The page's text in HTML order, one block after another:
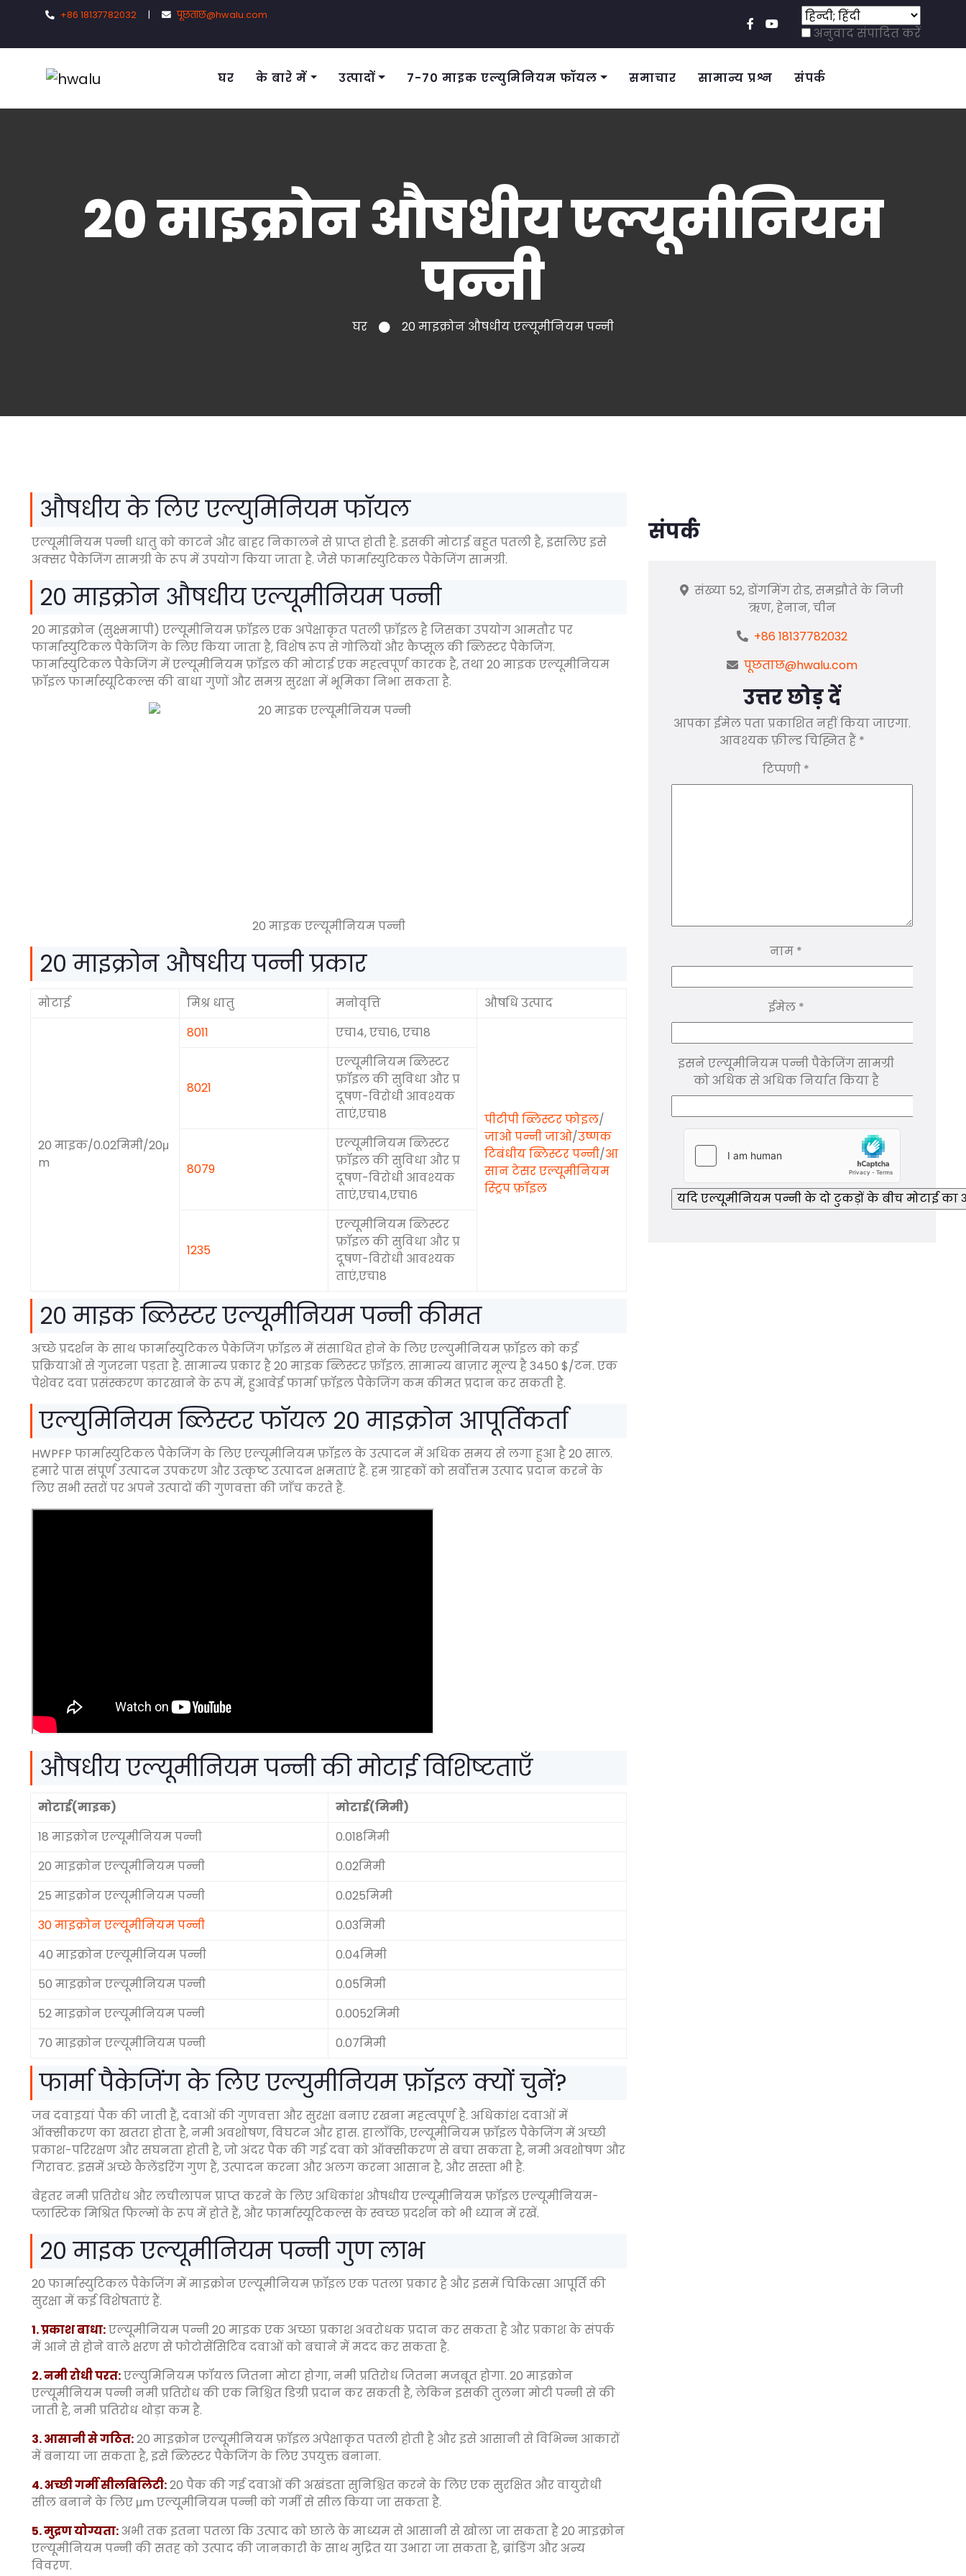
+86 18137782032 | पूछताछ@hwalu.com
अनुवाद संपादित करें
घर के बारे में उत्पादों 7-70 माइक एल्युमिनियम फॉयल समाचार सामान्य प्रश्न संपर्क
20 माइक्रोन औषधीय एल्यूमीनियम
पन्नी
घर 20 माइक्रोन औषधीय एल्यूमीनियम पन्नी
औषधीय के लिए एल्युमिनियम फॉयल
एल्यूमीनियम पन्नी धातु को काटने और बाहर निकालने से प्राप्त होती है. इसकी मोटाई बहुत पतली है, इसलिए इसे
अक्सर पैकेजिंग सामग्री के रूप में उपयोग किया जाता है. जैसे फार्मास्युटिकल पैकेजिंग सामग्री.
20 माइक्रोन औषधीय एल्यूमीनियम पन्नी
20 माइक्रोन (सुक्ष्ममापी) एल्यूमीनियम फ़ॉइल एक अपेक्षाकृत पतली फ़ॉइल है जिसका उपयोग आमतौर पर
फार्मास्युटिकल पैकेजिंग के लिए किया जाता है, विशेष रूप से गोलियों और कैप्सूल की ब्लिस्टर पैकेजिंग.
फार्मास्युटिकल पैकेजिंग में एल्यूमीनियम फ़ॉइल की मोटाई एक महत्वपूर्ण कारक है, तथा 20 माइक एल्यूमीनियम
फ़ॉइल फार्मास्यूटिकल्स की बाधा गुणों और समग्र सुरक्षा में भूमिका निभा सकता है.
20 माइक एल्यूमीनियम पन्नी
20 माइक्रोन औषधीय पन्नी प्रकार
मोटाई मिश्र धातु मनोवृत्ति औषधि उत्पाद
20 माइक/0.02मिमी/20μ
m
8011 एच14, एच16, एच18
पीटीपी ब्लिस्टर फोइल/
जाओ पन्नी जाओ/उष्णक
टिबंधीय ब्लिस्टर पन्नी/आ
सान टेसर एल्यूमीनियम
स्ट्रिप फ़ॉइल
8021
एल्यूमीनियम ब्लिस्टर
फ़ॉइल की सुविधा और प्र
दूषण-विरोधी आवश्यक
ताएं,एच18
8079
एल्यूमीनियम ब्लिस्टर
फ़ॉइल की सुविधा और प्र
दूषण-विरोधी आवश्यक
ताएं,एच14,एच16
1235
एल्यूमीनियम ब्लिस्टर
फ़ॉइल की सुविधा और प्र
दूषण-विरोधी आवश्यक
ताएं,एच18
20 माइक ब्लिस्टर एल्यूमीनियम पन्नी कीमत
अच्छे प्रदर्शन के साथ फार्मास्युटिकल पैकेजिंग फ़ॉइल में संसाधित होने के लिए एल्युमीनियम फ़ॉइल को कई
प्रक्रियाओं से गुजरना पड़ता है. सामान्य प्रकार है 20 माइक ब्लिस्टर फ़ॉइल. सामान्य बाज़ार मूल्य है 3450 $/टन. एक
पेशेवर दवा प्रसंस्करण कारखाने के रूप में, हुआवेई फार्मा फ़ॉइल पैकेजिंग कम कीमत प्रदान कर सकती है.
एल्युमिनियम ब्लिस्टर फॉयल 20 माइक्रोन आपूर्तिकर्ता
HWPFP फार्मास्युटिकल पैकेजिंग के लिए एल्यूमीनियम फ़ॉइल के उत्पादन में अधिक समय से लगा हुआ है 20 साल.
हमारे पास संपूर्ण उत्पादन उपकरण और उत्कृष्ट उत्पादन क्षमताएं हैं. हम ग्राहकों को सर्वोत्तम उत्पाद प्रदान करने के
लिए सभी स्तरों पर अपने उत्पादों की गुणवत्ता की जाँच करते हैं.
औषधीय एल्यूमीनियम पन्नी की मोटाई विशिष्टताएँ
मोटाई(माइक)
मोटाई(मिमी)
18 माइक्रोन एल्यूमीनियम पन्नी
0.018मिमी
20 माइक्रोन एल्यूमीनियम पन्नी
0.02मिमी
25 माइक्रोन एल्यूमीनियम पन्नी
0.025मिमी
30 माइक्रोन एल्यूमीनियम पन्नी
0.03मिमी
40 माइक्रोन एल्यूमीनियम पन्नी
0.04मिमी
50 माइक्रोन एल्यूमीनियम पन्नी
0.05मिमी
52 माइक्रोन एल्यूमीनियम पन्नी
0.0052मिमी
70 माइक्रोन एल्यूमीनियम पन्नी
0.07मिमी
फार्मा पैकेजिंग के लिए एल्युमीनियम फ़ॉइल क्यों चुनें?
जब दवाइयां पैक की जाती हैं, दवाओं की गुणवत्ता और सुरक्षा बनाए रखना महत्वपूर्ण है. अधिकांश दवाओं में
ऑक्सीकरण का खतरा होता है, नमी अवशोषण, विघटन और ह्रास. हालाँकि, एल्यूमीनियम फ़ॉइल पैकेजिंग में अच्छी
प्रकाश-परिरक्षण और सघनता होती है, जो अंदर पैक की गई दवा को ऑक्सीकरण से बचा सकता है, नमी अवशोषण और
गिरावट. इसमें अच्छे कैलेंडरिंग गुण हैं, उत्पादन करना और अलग करना आसान है, और सस्ता भी है.
बेहतर नमी प्रतिरोध और लचीलापन प्राप्त करने के लिए अधिकांश औषधीय एल्यूमीनियम फ़ॉइल एल्यूमीनियम-
प्लास्टिक मिश्रित फिल्मों के रूप में होते हैं, और फार्मास्यूटिकल्स के स्वच्छ प्रदर्शन को भी ध्यान में रखें.
20 माइक एल्यूमीनियम पन्नी गुण लाभ
20 फार्मास्युटिकल पैकेजिंग में माइक्रोन एल्यूमीनियम फ़ॉइल एक पतला प्रकार है और इसमें चिकित्सा आपूर्ति की
सुरक्षा में कई विशेषताएं हैं.
1. प्रकाश बाधा:एल्यूमीनियम पन्नी 20 माइक एक अच्छा प्रकाश अवरोधक प्रदान कर सकता है और प्रकाश के संपर्क
में आने से होने वाले क्षरण से फोटोसेंसिटिव दवाओं को बचाने में मदद कर सकता है.
2. नमी रोधी परत:एल्युमिनियम फॉयल जितना मोटा होगा, नमी प्रतिरोध जितना मजबूत होगा. 20 माइक्रोन
एल्यूमीनियम पन्नी नमी प्रतिरोध की एक निश्चित डिग्री प्रदान कर सकती है, लेकिन इसकी तुलना मोटी पन्नी से की
जाती है, नमी प्रतिरोध थोड़ा कम है.
3. आसानी से गठित:20 माइक्रोन एल्यूमीनियम फ़ॉइल अपेक्षाकृत पतली होती है और इसे आसानी से विभिन्न आकारों
में बनाया जा सकता है, इसे ब्लिस्टर पैकेजिंग के लिए उपयुक्त बनाना.
4. अच्छी गर्मी सीलबिलिटी:20 पैक की गई दवाओं की अखंडता सुनिश्चित करने के लिए एक सुरक्षित और वायुरोधी
सील बनाने के लिए μm एल्यूमीनियम पन्नी को गर्मी से सील किया जा सकता है.
5. मुद्रण योग्यता:अभी तक इतना पतला कि उत्पाद को छाले के माध्यम से आसानी से खोला जा सकता है 20 माइक्रोन
एल्यूमीनियम पन्नी की सतह को उत्पाद की जानकारी के साथ मुद्रित या उभारा जा सकता है, ब्रांडिंग और अन्य
विवरण.
संपर्क
संख्या 52, डोंगमिंग रोड, समझौते के निजी
ऋण, हेनान, चीन
+86 18137782032
पूछताछ@hwalu.com
उत्तर छोड़ दें
आपका ईमेल पता प्रकाशित नहीं किया जाएगा.
आवश्यक फ़ील्ड चिह्नित हैं *
टिप्पणी *
नाम *
ईमेल *
इसने एल्यूमीनियम पन्नी पैकेजिंग सामग्री
को अधिक से अधिक निर्यात किया है